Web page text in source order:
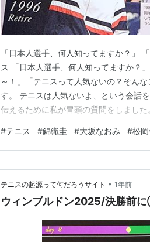
「日本人選手、何人知ってますか？」
ス 「日本人選手、何人知ってますか？
～！」「テニスって人気ないの？そん
す。 テニスは人気ないよ、という会話
伝えるために私が冒頭の質問をしまし
す。 全日本選手権を優勝することは「
一になった選手、何人知ってますか？
#テニス #錦織圭 #大坂なおみ #松
テニスの起源って何だろうサイト • 1年前
ウィンブルドン2025/決勝前